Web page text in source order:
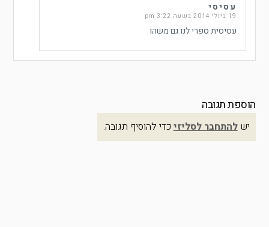
עסיסי
19 ביולי 2014 בשעה 3:22 pm
עסיסית ספרי לנו גם משהו
הוספת תגובה
ישלהתחבר לסליזיכדי להוסיף תגובה.